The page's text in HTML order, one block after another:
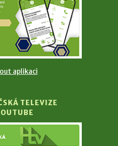
aplikaci
TELEVIZE